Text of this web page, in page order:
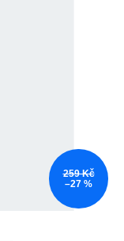
259 Kč
–27 %